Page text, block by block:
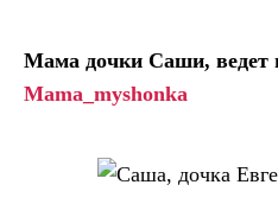
Мама дочки Саши, ведет
Mama_myshonka